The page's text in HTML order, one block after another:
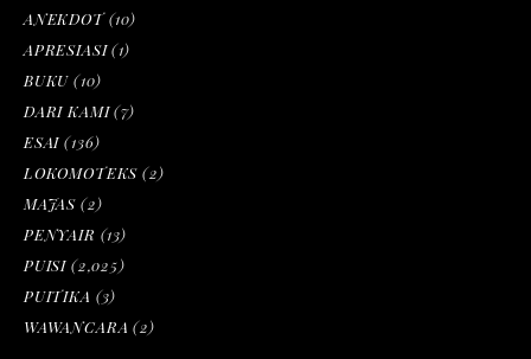
ANEKDOT(10)
APRESIASI(1)
BUKU (10)
DARI KAMI(7)
ESAI (136)
LOKOMOTEKS (2)
MAJAS (2)
PENYAIR (13)
PUISI (2,025)
PUITIKA (3)
WAWANCARA (2)